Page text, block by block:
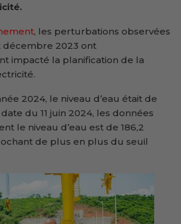
, les perturbations observées
2023 ont
impacté la planification de la
2024, le niveau d’eau était de
du 11 juin 2024, les données
le niveau d’eau est de 186,2
de plus en plus du seuil